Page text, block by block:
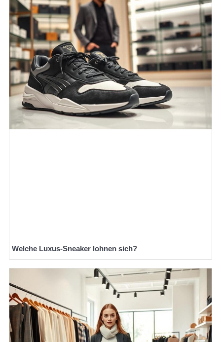
Welche Luxus-Sneaker lohnen sich?